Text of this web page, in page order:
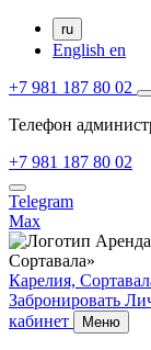
ru
English en
+7 981 187 80 02
Телефон
+7 981 187 80 02
Telegram
Max
Карелия,
Забронировать
кабинет
Меню